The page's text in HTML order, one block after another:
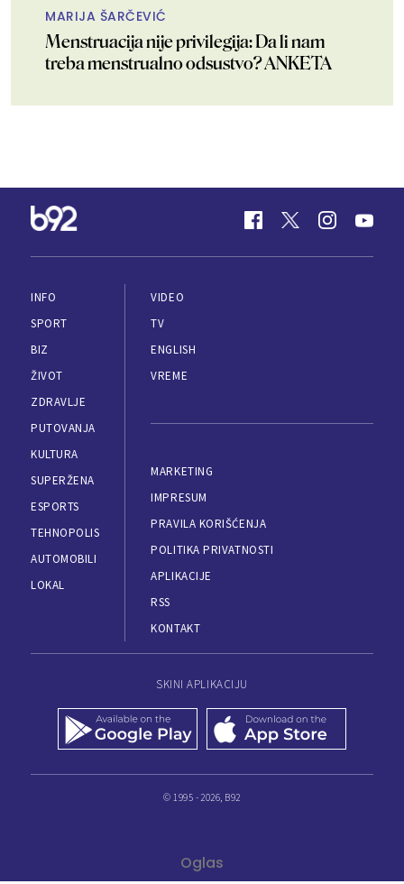
MARIJA ŠARČEVIĆ
Menstruacija nije privilegija: Da li nam
treba menstrualno odsustvo? ANKETA
INFO
SPORT
BIZ
ŽIVOT
ZDRAVLJE
PUTOVANJA
KULTURA
SUPERŽENA
ESPORTS
TEHNOPOLIS
AUTOMOBILI
LOKAL
VIDEO
TV
ENGLISH
VREME
MARKETING
IMPRESUM
PRAVILA KORIŠĆENJA
POLITIKA PRIVATNOSTI
APLIKACIJE
RSS
KONTAKT
SKINI APLIKACIJU
© 1995 - 2026, B92